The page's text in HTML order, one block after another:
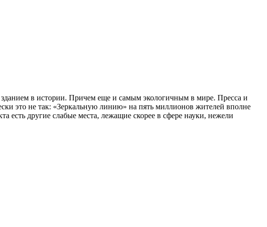
зданием в истории. Причем еще и самым экологичным в мире. Пресса и
это не так: «Зеркальную линию» на пять миллионов жителей вполне
есть другие слабые места, лежащие скорее в сфере науки, нежели